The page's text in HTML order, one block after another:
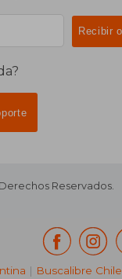
Derechos Reservados.
| Buscalibre Chile